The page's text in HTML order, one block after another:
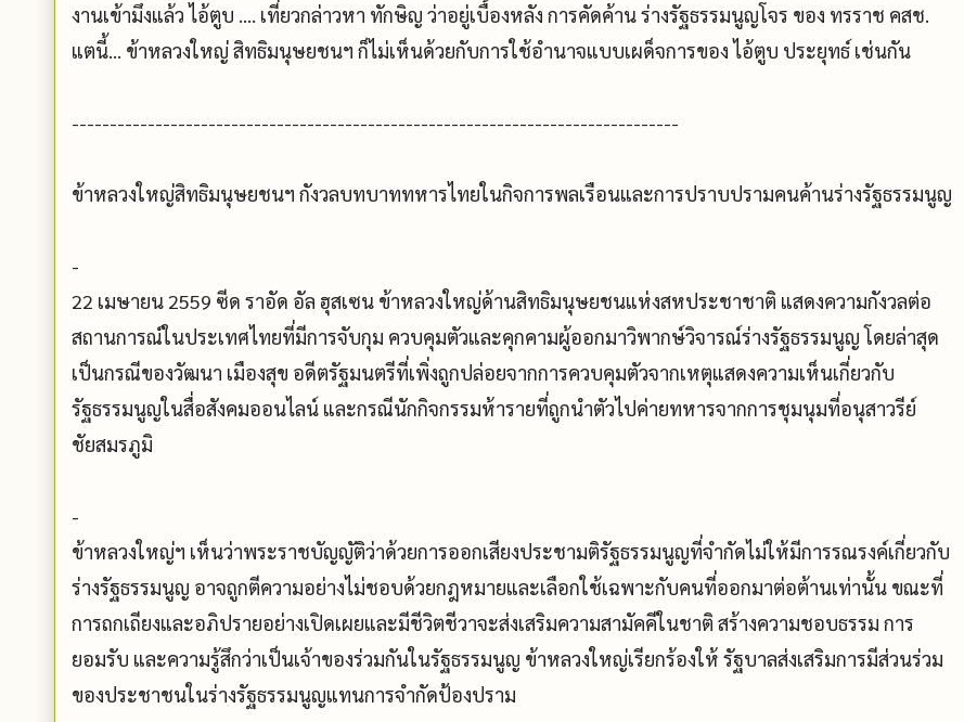
งานเข้ามึงแล้ว ไอ้ตูบ .... เที่ยวกล่าวหา ทักษิญ ว่าอยู่เบื้องหลัง การคัดค้าน ร่างรัฐธรรมนูญโจร ของ ทรราช คสช.
แตนี้... ข้าหลวงใหญ่ สิทธิมนุษยชนฯ ก็ไม่เห็นด้วยกับการใช้อำนาจแบบเผด็จการของ ไอ้ตูบ ประยุทธ์ เช่นกัน
--------------------------------------------------------------------------------
ข้าหลวงใหญ่สิทธิมนุษยชนฯ กังวลบทบาททหารไทยในกิจการพลเรือนและการปราบปรามคนค้านร่างรัฐธรรมนูญ
-
22 เมษายน 2559 ซีด ราอัด อัล ฮุสเซน ข้าหลวงใหญ่ด้านสิทธิมนุษยชนแห่งสหประชาชาติ แสดงความกังวลต่อ
สถานการณ์ในประเทศไทยที่มีการจับกุม ควบคุมตัวและคุกคามผู้ออกมาวิพากษ์วิจารณ์ร่างรัฐธรรมนูญ โดยล่าสุด
เป็นกรณีของวัฒนา เมืองสุข อดีตรัฐมนตรีที่เพิ่งถูกปล่อยจากการควบคุมตัวจากเหตุแสดงความเห็นเกี่ยวกับ
รัฐธรรมนูญในสื่อสังคมออนไลน์ และกรณีนักกิจกรรมห้ารายที่ถูกนำตัวไปค่ายทหารจากการชุมนุมที่อนุสาวรีย์
ชัยสมรภูมิ
-
ข้าหลวงใหญ่ฯ เห็นว่าพระราชบัญญัติว่าด้วยการออกเสียงประชามติรัฐธรรมนูญที่จำกัดไม่ให้มีการรณรงค์เกี่ยวกับ
ร่างรัฐธรรมนูญ อาจถูกตีความอย่างไม่ชอบด้วยกฎหมายและเลือกใช้เฉพาะกับคนที่ออกมาต่อต้านเท่านั้น ขณะที่
การถกเถียงและอภิปรายอย่างเปิดเผยและมีชีวิตชีวาจะส่งเสริมความสามัคคีในชาติ สร้างความชอบธรรม การ
ยอมรับ และความรู้สึกว่าเป็นเจ้าของร่วมกันในรัฐธรรมนูญ ข้าหลวงใหญ่เรียกร้องให้ รัฐบาลส่งเสริมการมีส่วนร่วม
ของประชาชนในร่างรัฐธรรมนูญแทนการจำกัดป้องปราม